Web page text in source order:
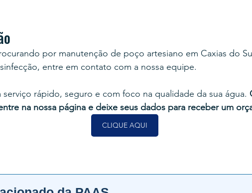
por manutenção de poço artesiano em Caxias do
entre em contato com a nossa equipe.
serviço rápido, seguro e com foco na qualidade da sua água.
na nossa página e deixe seus dados para receber um
CLIQUE AQUI